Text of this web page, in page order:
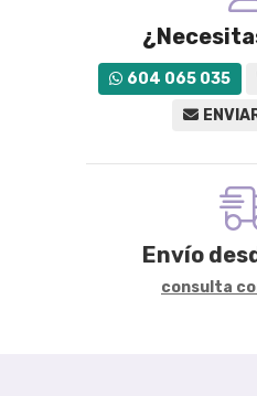
604 065 035
Envío
consulta